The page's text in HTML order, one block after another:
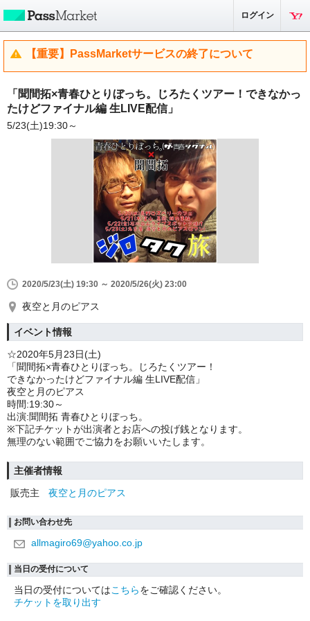
ログイン
【重要】PassMarketサービスの終了について
「聞間拓×青春ひとりぼっち。じろたくツアー！できなかっ
たけどファイナル編 生LIVE配信」
5/23(土)19:30～
2020/5/23(土) 19:30 ～ 2020/5/26(火) 23:00
夜空と月のピアス
イベント情報
☆2020年5月23日(土)
「聞間拓×青春ひとりぼっち。じろたくツアー！
できなかったけどファイナル編 生LIVE配信」
夜空と月のピアス
時間:19:30～
出演:聞間拓 青春ひとりぼっち。
※下記チケットが出演者とお店への投げ銭となります。
無理のない範囲でご協力をお願いいたします。
主催者情報
販売主
夜空と月のピアス
お問い合わせ先
allmagiro69@yahoo.co.jp
当日の受付について
当日の受付についてはこちらをご確認ください。
チケットを取り出す